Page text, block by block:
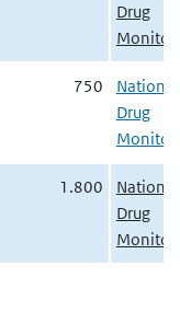
Drug
Monitor
750
Drug
Monitor
1.800
Drug
Monitor